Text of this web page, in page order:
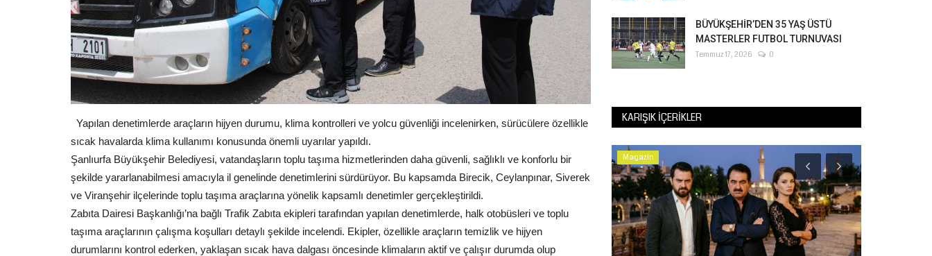
Yapılan denetimlerde araçların hijyen durumu, klima kontrolleri ve yolcu güvenliği incelenirken, sürücülere özellikle
sıcak havalarda klima kullanımı konusunda önemli uyarılar yapıldı.
Şanlıurfa Büyükşehir Belediyesi, vatandaşların toplu taşıma hizmetlerinden daha güvenli, sağlıklı ve konforlu bir
şekilde yararlanabilmesi amacıyla il genelinde denetimlerini sürdürüyor. Bu kapsamda Birecik, Ceylanpınar, Siverek
ve Viranşehir ilçelerinde toplu taşıma araçlarına yönelik kapsamlı denetimler gerçekleştirildi.
Zabıta Dairesi Başkanlığı’na bağlı Trafik Zabıta ekipleri tarafından yapılan denetimlerde, halk otobüsleri ve toplu
taşıma araçlarının çalışma koşulları detaylı şekilde incelendi. Ekipler, özellikle araçların temizlik ve hijyen
durumlarını kontrol ederken, yaklaşan sıcak hava dalgası öncesinde klimaların aktif ve çalışır durumda olup
BÜYÜKŞEHİR’DEN 35 YAŞ ÜSTÜ
MASTERLER FUTBOL TURNUVASI
Temmuz 17, 2026 0
KARIŞIK İÇERIKLER
Ekonomi Dünya Magazin